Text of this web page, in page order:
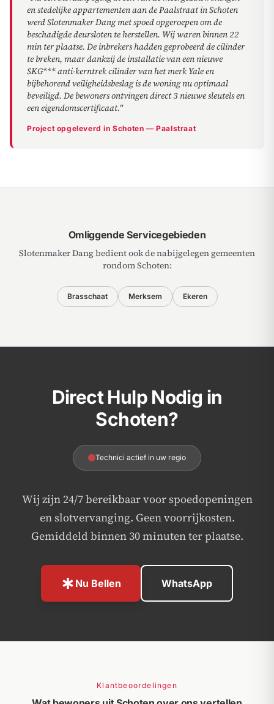
en stedelijke appartementen aan de Paalstraat in Schoten
werd Slotenmaker Dang met spoed opgeroepen om de
beschadigde deursloten te herstellen. Wij waren binnen 22
min ter plaatse. De inbrekers hadden geprobeerd de cilinder
te breken, maar dankzij de installatie van een nieuwe
SKG*** anti-kerntrek cilinder van het merk Yale en
bijbehorend veiligheidsbeslag is de woning nu optimaal
beveiligd. De bewoners ontvingen direct 3 nieuwe sleutels en
een eigendomscertificaat."
Project opgeleverd in Schoten — Paalstraat
Omliggende Servicegebieden
Slotenmaker Dang bedient ook de nabijgelegen gemeenten
rondom Schoten:
Brasschaat Merksem Ekeren
Direct Hulp Nodig in
Schoten?
Technici actief in uw regio
Wij zijn 24/7 bereikbaar voor spoedopeningen
en slotvervanging. Geen voorrijkosten.
Gemiddeld binnen 30 minuten ter plaatse.
emergency Nu Bellen WhatsApp
Klantbeoordelingen